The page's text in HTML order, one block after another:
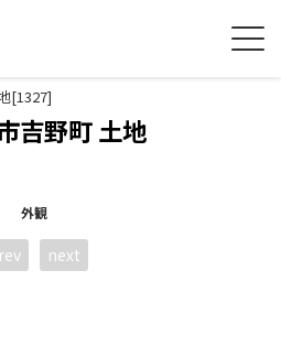
[1327]
吉野町 土地
外観
next